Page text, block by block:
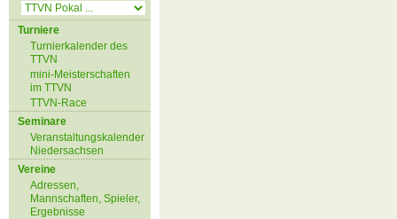
Turniere
Turnierkalender des
TTVN
mini-Meisterschaften
im TTVN
TTVN-Race
Seminare
Veranstaltungskalender
Niedersachsen
Vereine
Adressen,
Mannschaften, Spieler,
Ergebnisse